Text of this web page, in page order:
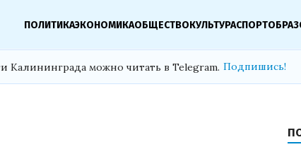
ПОЛИТИКАЭКОНОМИКАОБЩЕСТВОКУЛЬТУРАСПОРТ
Калининграда можно читать в Telegram. Подпишись!